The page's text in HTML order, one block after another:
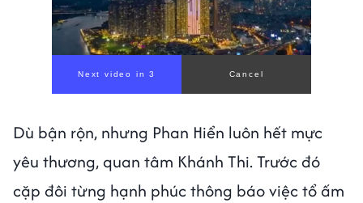
Dù bận rộn, nhưng Phan Hiển luôn hết mực
yêu thương, quan tâm Khánh Thi. Trước đó
cặp đôi từng hạnh phúc thông báo việc tổ ấm